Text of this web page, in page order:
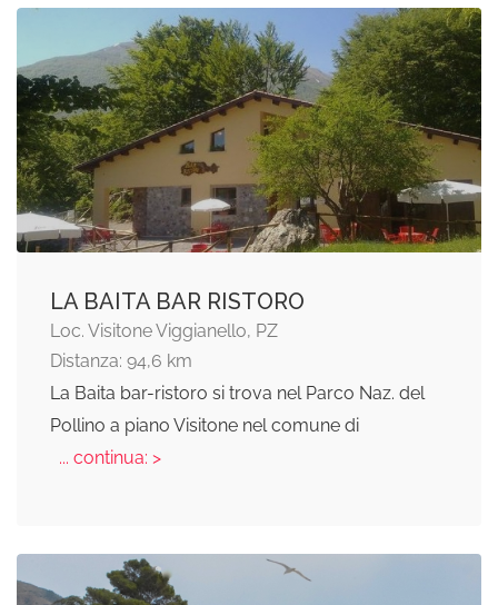
LA BAITA BAR RISTORO
Loc. Visitone Viggianello, PZ
Distanza: 94,6 km
La Baita bar-ristoro si trova nel Parco Naz. del
Pollino a piano Visitone nel comune di
... continua: >